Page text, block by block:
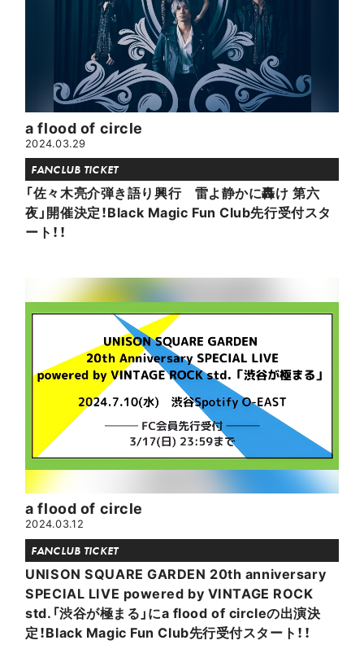
a flood of circle
2024.03.29
FANCLUB TICKET
「佐々木亮介弾き語り興行 雷よ静かに轟け 第六
夜」開催決定！Black Magic Fun Club先行受付スタ
ート！！
a flood of circle
2024.03.12
FANCLUB TICKET
UNISON SQUARE GARDEN 20th anniversary
SPECIAL LIVE powered by VINTAGE ROCK
std.「渋谷が極まる」にa flood of circleの出演決
定！Black Magic Fun Club先行受付スタート！！